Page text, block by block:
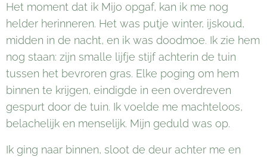
Het moment dat ik Mijo opgaf, kan ik me nog
helder herinneren. Het was putje winter, ijskoud,
midden in de nacht, en ik was doodmoe. Ik zie hem
nog staan: zijn smalle lijfje stijf achterin de tuin
tussen het bevroren gras. Elke poging om hem
binnen te krijgen, eindigde in een overdreven
gespurt door de tuin. Ik voelde me machteloos,
belachelijk en menselijk. Mijn geduld was op.
Ik ging naar binnen, sloot de deur achter me en